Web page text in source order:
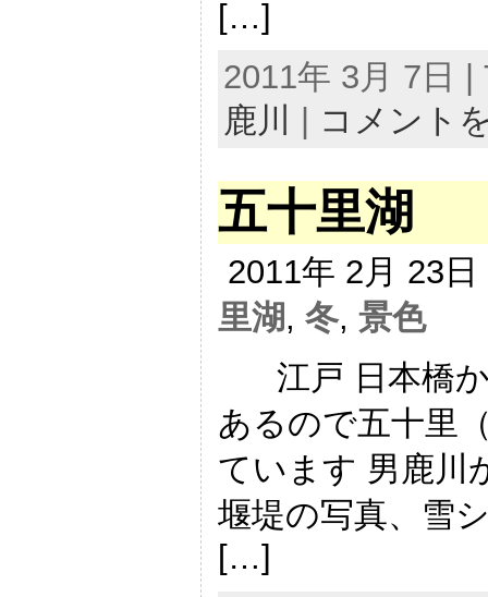
[…]
2011年 3月 7日
鹿川
コメント
五十里湖
2011年 2月 23
里湖, 冬, 景色
江戸 日本橋か
あるので五十里
ています 男鹿川
堰堤の写真、雪
[…]